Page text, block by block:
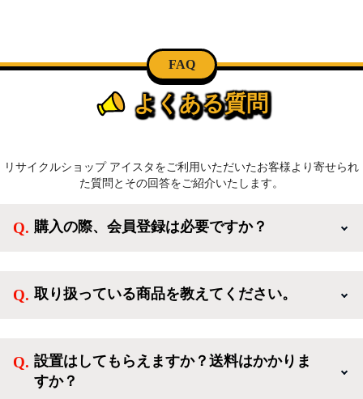
FAQ
よくある質問
リサイクルショップ アイスタをご利用いただいたお客様より寄せられ
た質問とその回答をご紹介いたします。
購入の際、会員登録は必要ですか？
方、登録しなくてもカートに商品を入れた後、ログイ
取り扱っている商品を教えてください。
活を応援するような家電セットから、季節・空調家
電、調理家電、生活家電まで、幅広く中古家電を取り
設置はしてもらえますか？送料はかかりま
すか？